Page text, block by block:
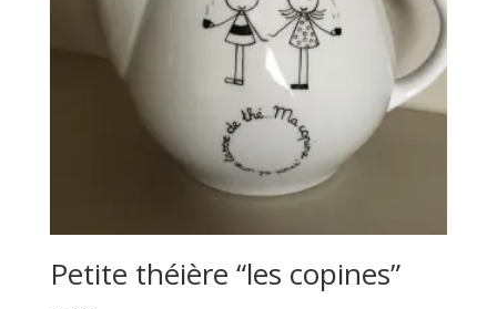
Petite théière “les copines”